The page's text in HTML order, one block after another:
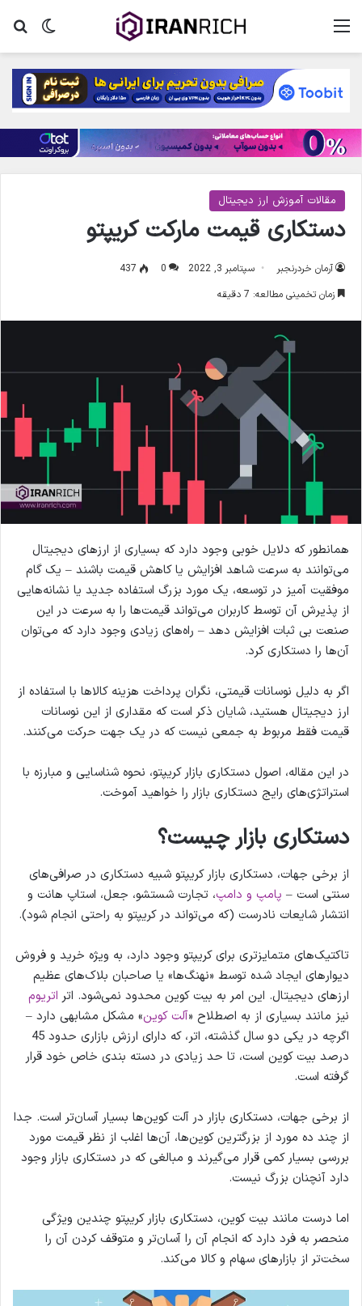
تغییر منو
مقالات آموزش ارز دیجیتال
دستکاری قیمت مارکت کریپتو
آرمان خردرنجبر سپتامبر 3, 2022 0
437
زمان تخمینی مطالعه: 7 دقیقه
همانطور که دلایل خوبی وجود دارد که بسیاری از ارزهای دیجیتال
می‌توانند به سرعت شاهد افزایش یا کاهش قیمت باشند – یک گام
موفقیت آمیز در توسعه، یک مورد بزرگ استفاده جدید یا نشانه‌هایی
از پذیرش آن توسط کاربران می‌تواند قیمت‌ها را به سرعت در این
صنعت بی ثبات افزایش دهد – راه‌های زیادی وجود دارد که می‌توان
آن‌ها را دستکاری کرد.
اگر به دلیل نوسانات قیمتی، نگران پرداخت هزینه کالاها با استفاده از
ارز دیجیتال هستید، شایان ذکر است که مقداری از این نوسانات
قیمت فقط مربوط به جمعی نیست که در یک جهت حرکت می‌کنند.
در این مقاله، اصول دستکاری بازار کریپتو، نحوه شناسایی و مبارزه با
استراتژی‌های رایج دستکاری بازار را خواهید آموخت.
دستکاری بازار چیست؟
از برخی جهات، دستکاری بازار کریپتو شبیه دستکاری در صرافی‌های
سنتی است – پامپ و دامپ، تجارت شستشو، جعل، استاپ هانت و
انتشار شایعات نادرست (که می‌تواند در کریپتو به راحتی انجام شود).
تاکتیک‌های متمایزتری برای کریپتو وجود دارد، به ویژه خرید و فروش
دیوارهای ایجاد شده توسط «نهنگ‌ها» یا صاحبان بلاک‌های عظیم
ارزهای دیجیتال. این امر به بیت کوین محدود نمی‌شود. اتر اتریوم
نیز مانند بسیاری از به اصطلاح «آلت کوین» مشکل مشابهی دارد –
اگرچه در یکی دو سال گذشته، اتر، که دارای ارزش بازاری حدود 45
درصد بیت کوین است، تا حد زیادی در دسته بندی خاص خود قرار
گرفته است.
از برخی جهات، دستکاری بازار در آلت کوین‌ها بسیار آسان‌تر است. جدا
از چند ده مورد از بزرگترین کوین‌ها، آن‌ها اغلب از نظر قیمت مورد
بررسی بسیار کمی قرار می‌گیرند و مبالغی که در دستکاری بازار وجود
دارد آنچنان بزرگ نیست.
اما درست مانند بیت کوین، دستکاری بازار کریپتو چندین ویژگی
منحصر به فرد دارد که انجام آن را آسان‌تر و متوقف کردن آن را
سخت‌تر از بازارهای سهام و کالا می‌کند.